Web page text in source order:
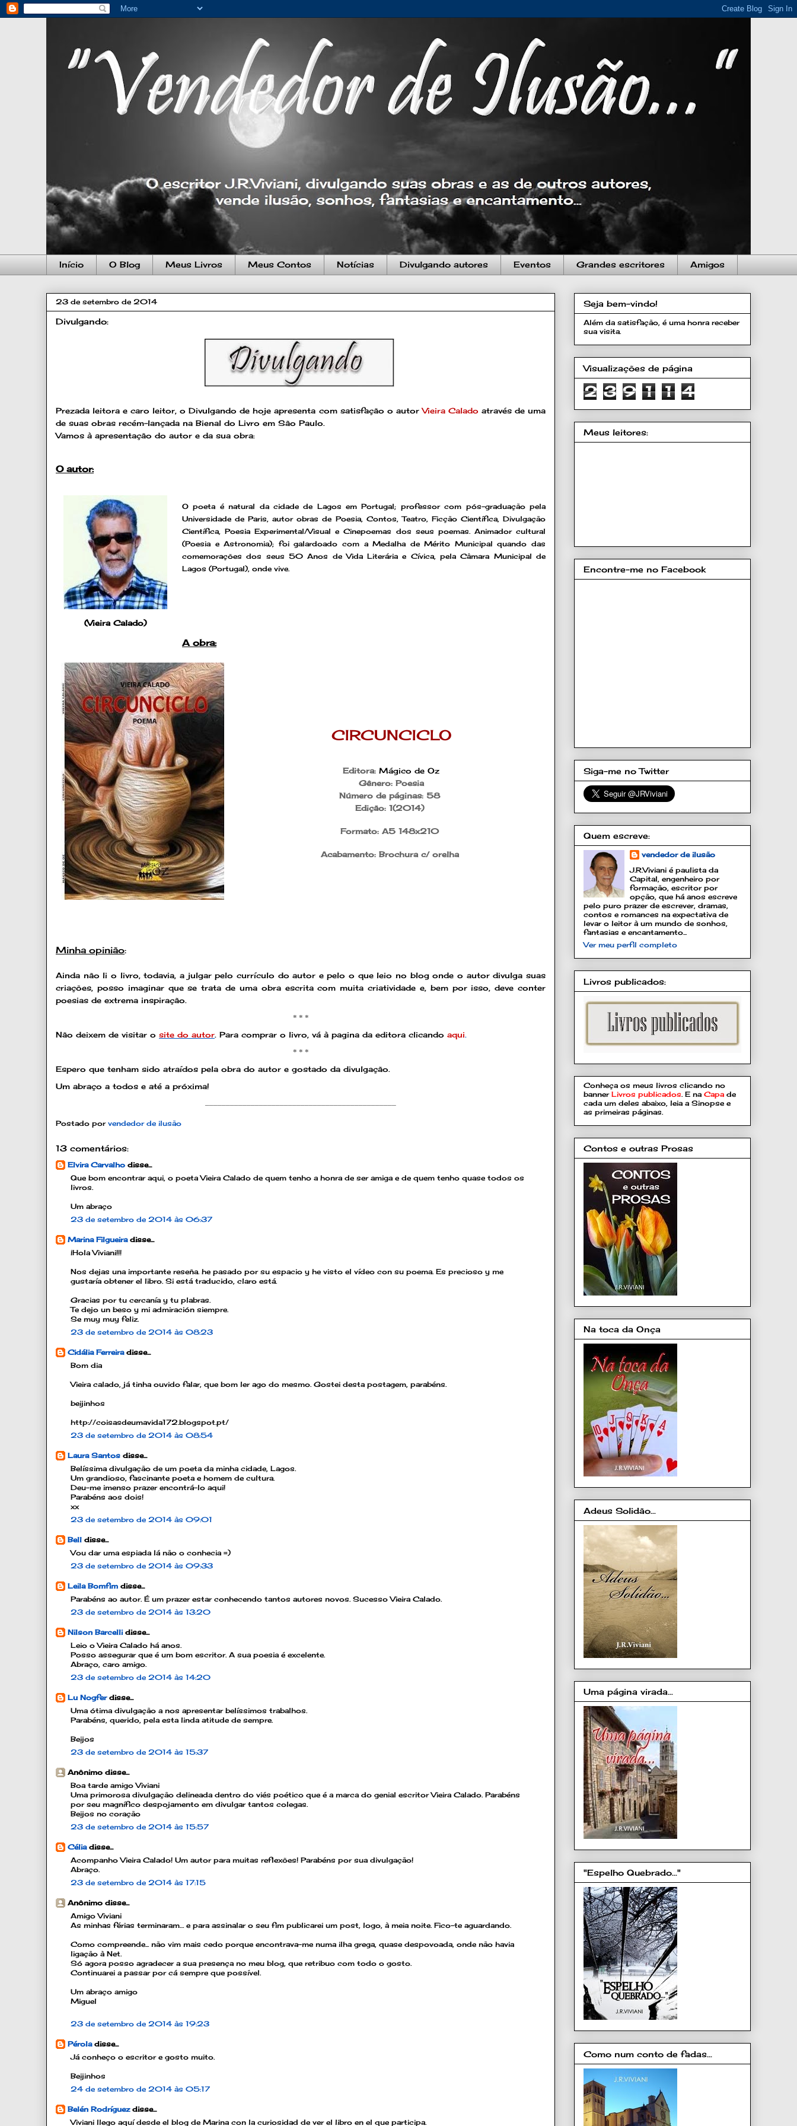
Início O Blog Meus Livros Meus Contos Notícias Divulgando autores Eventos Grandes escritores Amigos
23 de setembro de 2014
Divulgando:
Prezada leitora e caro leitor, o Divulgando de hoje apresenta com satisfação o autorVieira Calado através de uma
de suas obras recém-lançada na Bienal do Livro em São Paulo.
Vamos à apresentação do autor e da sua obra:
O autor:
(Vieira Calado)
O poeta é natural da cidade de Lagos em Portugal; professor com pós-graduação pela
Universidade de Paris, autor obras de Poesia, Contos, Teatro, Ficção Científica, Divulgação
Científica, Poesia Experimental/Visual e Cinepoemas dos seus poemas. Animador cultural
(Poesia e Astronomia); foi galardoado com a Medalha de Mérito Municipal quando das
comemorações dos seus 50 Anos de Vida Literária e Cívica, pela Câmara Municipal de
Lagos (Portugal), onde vive.
A obra:
CIRCUNCICLO
Editora: Mágico de Oz
Gênero: Poesia
Número de páginas: 58
Edição: 1(2014)
Formato: A5 148x210
Acabamento: Brochura c/ orelha
Minha opinião:
Ainda não li o livro, todavia, a julgar pelo currículo do autor e pelo o que leio no blog onde o autor divulga suas
criações, posso imaginar que se trata de uma obra escrita com muita criatividade e, bem por isso, deve conter
poesias de extrema inspiração.
* * *
Não deixem de visitar o site do autor. Para comprar o livro, vá à pagina da editora clicando aqui.
* * *
Espero que tenham sido atraídos pela obra do autor e gostado da divulgação.
Um abraço a todos e até a próxima!
Postado por vendedor de ilusão
13 comentários:
Elvira Carvalho disse...
Que bom encontrar aqui, o poeta Vieira Calado de quem tenho a honra de ser amiga e de quem tenho quase todos os
livros.
Um abraço
23 de setembro de 2014 às 06:37
Marina Filgueiradisse...
¡Hola Viviani!!!
Nos dejas una importante reseña. he pasado por su espacio y he visto el vídeo con su poema. Es precioso y me
gustaría obtener el libro. Si está traducido, claro está.
Gracias por tu cercanía y tu plabras.
Te dejo un beso y mi admiración siempre.
Se muy muy feliz.
23 de setembro de 2014 às 08:23
Cidália Ferreiradisse...
Bom dia
Vieira calado, já tinha ouvido falar, que bom ler ago do mesmo. Gostei desta postagem, parabéns.
beijinhos
http://coisasdeumavida172.blogspot.pt/
23 de setembro de 2014 às 08:54
Laura Santos disse...
Belíssima divulgação de um poeta da minha cidade, Lagos.
Um grandioso, fascinante poeta e homem de cultura.
Deu-me imenso prazer encontrá-lo aqui!
Parabéns aos dois!
xx
23 de setembro de 2014 às 09:01
Bell disse...
Vou dar uma espiada lá não o conhecia =)
23 de setembro de 2014 às 09:33
Leila Bomfim disse...
Parabéns ao autor. É um prazer estar conhecendo tantos autores novos. Sucesso Vieira Calado.
23 de setembro de 2014 às 13:20
Nilson Barcellidisse...
Leio o Vieira Calado há anos.
Posso assegurar que é um bom escritor. A sua poesia é excelente.
Abraço, caro amigo.
23 de setembro de 2014 às 14:20
Lu Nogferdisse...
Uma ótima divulgação a nos apresentar belíssimos trabalhos.
Parabéns, querido, pela esta linda atitude de sempre.
Beijos
23 de setembro de 2014 às 15:37
Anônimo disse...
Boa tarde amigo Viviani
Uma primorosa divulgação delineada dentro do viés poético que é a marca do genial escritor Vieira Calado. Parabéns
por seu magnífico despojamento em divulgar tantos colegas.
Beijos no coração
23 de setembro de 2014 às 15:57
Céliadisse...
Acompanho Vieira Calado! Um autor para muitas reflexões! Parabéns por sua divulgação!
Abraço.
23 de setembro de 2014 às 17:15
Anônimo disse...
Amigo Viviani
As minhas férias terminaram… e para assinalar o seu fim publicarei um post, logo, à meia noite. Fico-te aguardando.
Como compreende... não vim mais cedo porque encontrava-me numa ilha grega, quase despovoada, onde não havia
ligação à Net.
Só agora posso agradecer a sua presença no meu blog, que retribuo com todo o gosto.
Continuarei a passar por cá sempre que possível.
Um abraço amigo
Miguel
23 de setembro de 2014 às 19:23
Péroladisse...
Já conheço o escritor e gosto muito.
Beijinhos
24 de setembro de 2014 às 05:17
Belén Rodríguezdisse...
Viviani llego aquí desde el blog de Marina con la curiosidad de ver el libro en el que participa.
Seja bem-vindo!
Além da satisfação, é uma honra receber
sua visita.
Visualizações de página
2 3 9 1 1 4
Meus leitores:
Encontre-me no Facebook
Siga-me no Twitter
Quem escreve:
vendedor de ilusão
J.R.Viviani é paulista da
Capital, engenheiro por
formação, escritor por
opção, que há anos escreve
pelo puro prazer de escrever, dramas,
contos e romances na expectativa de
levar o leitor à um mundo de sonhos,
fantasias e encantamento...
Ver meu perfil completo
Livros publicados:
Conheça os meus livros clicando no
banner Livros publicados. E na Capa de
cada um deles abaixo, leia a Sinopse e
as primeiras páginas.
Contos e outras Prosas
Na toca da Onça
Adeus Solidão...
Uma página virada...
"Espelho Quebrado..."
Como num conto de fadas...